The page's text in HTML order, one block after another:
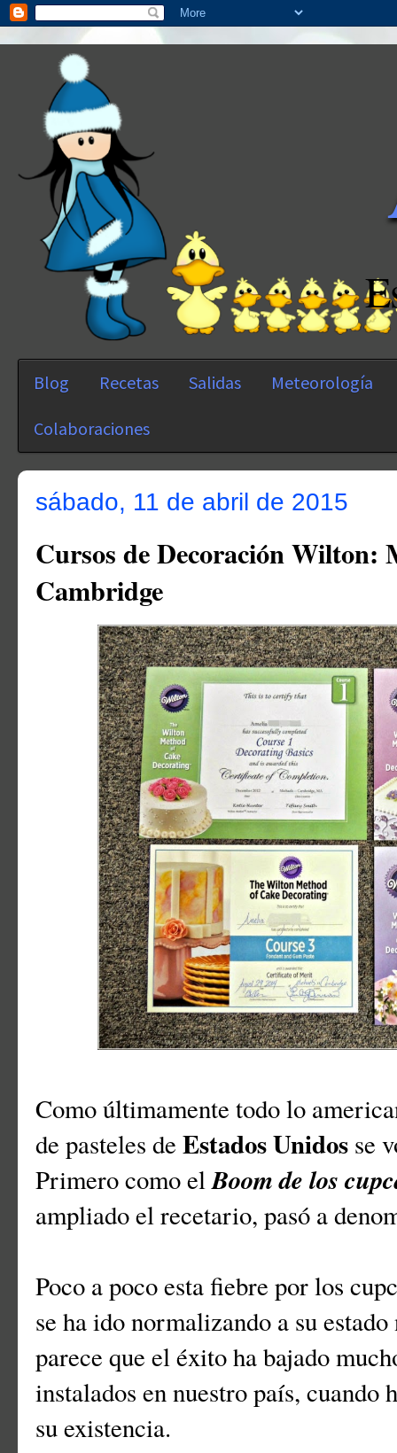
Blog Recetas Salidas Meteorología
Colaboraciones
sábado, 11 de abril de 2015
Cursos de Decoración Wilton:
Cambridge
Como últimamente todo lo
de pasteles de Estados Unidos se
Primero como elBoom de los
ampliado el recetario, pasó a
Poco a poco esta fiebre por los
se ha ido normalizando a su
parece que el éxito ha bajado
instalados en nuestro país, cuando
su existencia.